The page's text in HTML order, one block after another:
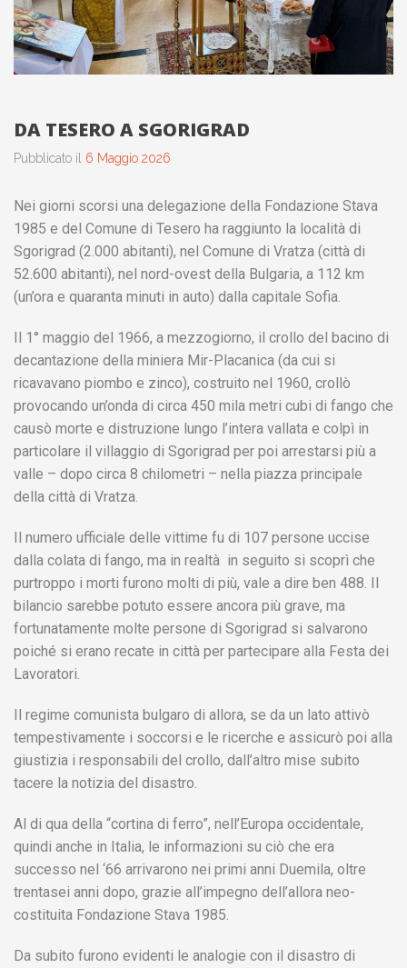
DA TESERO A SGORIGRAD
Pubblicato il 6 Maggio 2026
Nei giorni scorsi una delegazione della Fondazione Stava
1985 e del Comune di Tesero ha raggiunto la località di
Sgorigrad (2.000 abitanti), nel Comune di Vratza (città di
52.600 abitanti), nel nord-ovest della Bulgaria, a 112 km
(un’ora e quaranta minuti in auto) dalla capitale Sofia.
Il 1° maggio del 1966, a mezzogiorno, il crollo del bacino di
decantazione della miniera Mir-Placanica (da cui si
ricavavano piombo e zinco), costruito nel 1960, crollò
provocando un’onda di circa 450 mila metri cubi di fango che
causò morte e distruzione lungo l’intera vallata e colpì in
particolare il villaggio di Sgorigrad per poi arrestarsi più a
valle – dopo circa 8 chilometri – nella piazza principale
della città di Vratza.
Il numero ufficiale delle vittime fu di 107 persone uccise
dalla colata di fango, ma in realtà in seguito si scoprì che
purtroppo i morti furono molti di più, vale a dire ben 488. Il
bilancio sarebbe potuto essere ancora più grave, ma
fortunatamente molte persone di Sgorigrad si salvarono
poiché si erano recate in città per partecipare alla Festa dei
Lavoratori.
Il regime comunista bulgaro di allora, se da un lato attivò
tempestivamente i soccorsi e le ricerche e assicurò poi alla
giustizia i responsabili del crollo, dall’altro mise subito
tacere la notizia del disastro.
Al di qua della “cortina di ferro”, nell’Europa occidentale,
quindi anche in Italia, le informazioni su ciò che era
successo nel ‘66 arrivarono nei primi anni Duemila, oltre
trentasei anni dopo, grazie all’impegno dell’allora neo-
costituita Fondazione Stava 1985.
Da subito furono evidenti le analogie con il disastro di